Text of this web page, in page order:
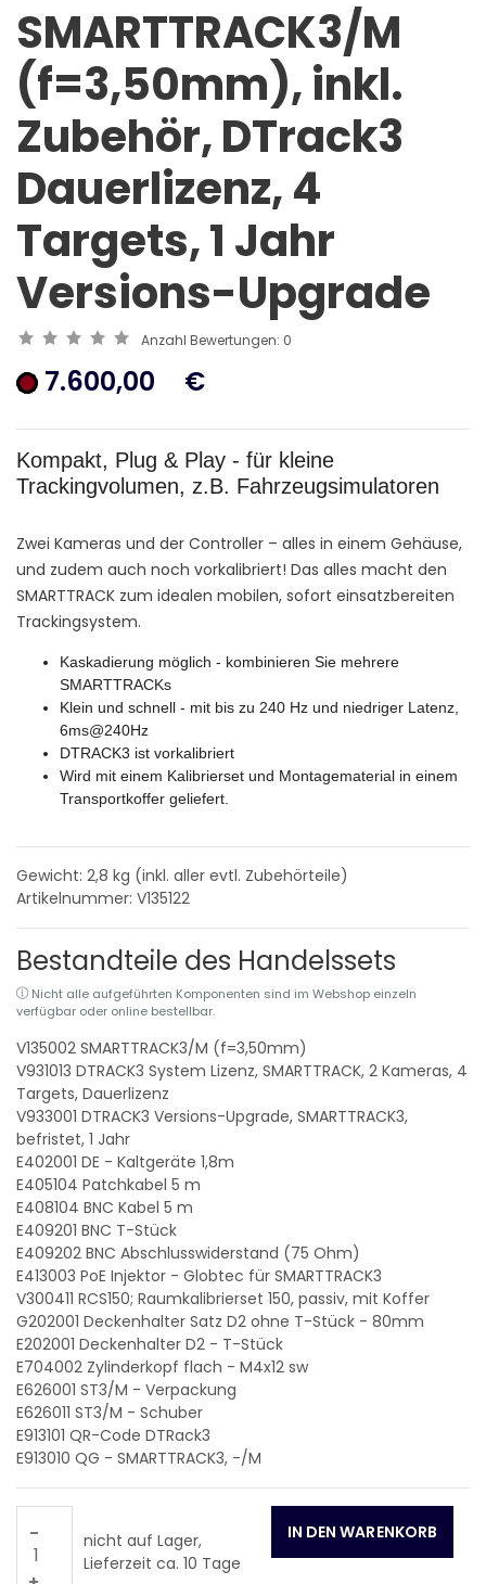
SMARTTRACK3/M
(f=3,50mm), inkl.
Zubehör, DTrack3
Dauerlizenz, 4
Targets, 1 Jahr
Versions-Upgrade
Anzahl Bewertungen: 0
7.600,00 €
Kompakt, Plug & Play - für kleine
Trackingvolumen, z.B. Fahrzeugsimulatoren
Zwei Kameras und der Controller – alles in einem Gehäuse,
und zudem auch noch vorkalibriert! Das alles macht den
SMARTTRACK zum idealen mobilen, sofort einsatzbereiten
Trackingsystem.
Kaskadierung möglich - kombinieren Sie mehrere
SMARTTRACKs
Klein und schnell - mit bis zu 240 Hz und niedriger Latenz,
6ms@240Hz
DTRACK3 ist vorkalibriert
Wird mit einem Kalibrierset und Montagematerial in einem
Transportkoffer geliefert.
Gewicht: 2,8 kg (inkl. aller evtl. Zubehörteile)
Artikelnummer: V135122
Bestandteile des Handelssets
Nicht alle aufgeführten Komponenten sind im Webshop einzeln
verfügbar oder online bestellbar.
V135002 SMARTTRACK3/M (f=3,50mm)
V931013 DTRACK3 System Lizenz, SMARTTRACK, 2 Kameras, 4
Targets, Dauerlizenz
V933001 DTRACK3 Versions-Upgrade, SMARTTRACK3,
befristet, 1 Jahr
E402001 DE - Kaltgeräte 1,8m
E405104 Patchkabel 5 m
E408104 BNC Kabel 5 m
E409201 BNC T-Stück
E409202 BNC Abschlusswiderstand (75 Ohm)
E413003 PoE Injektor - Globtec für SMARTTRACK3
V300411 RCS150; Raumkalibrierset 150, passiv, mit Koffer
G202001 Deckenhalter Satz D2 ohne T-Stück - 80mm
E202001 Deckenhalter D2 - T-Stück
E704002 Zylinderkopf flach - M4x12 sw
E626001 ST3/M - Verpackung
E626011 ST3/M - Schuber
E913101 QR-Code DTRack3
E913010 QG - SMARTTRACK3, -/M
-
nicht auf Lager,
Lieferzeit ca. 10 Tage